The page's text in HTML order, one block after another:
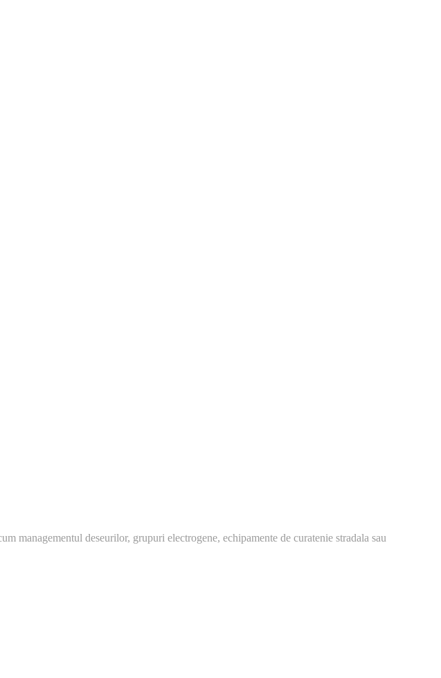
managementul deseurilor, grupuri electrogene, echipamente de curatenie stradala sau